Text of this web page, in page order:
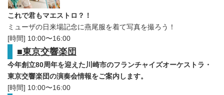
これで君もマエストロ？！
ミューザの日来場記念に燕尾服を着て写真を撮ろう！
[時間] 10:00〜16:00
■東京交響楽団
今年創立80周年を迎えた川崎市のフランチャイズオーケストラ・
東京交響楽団の演奏会情報をご案内します。
[時間] 10:00〜16:00